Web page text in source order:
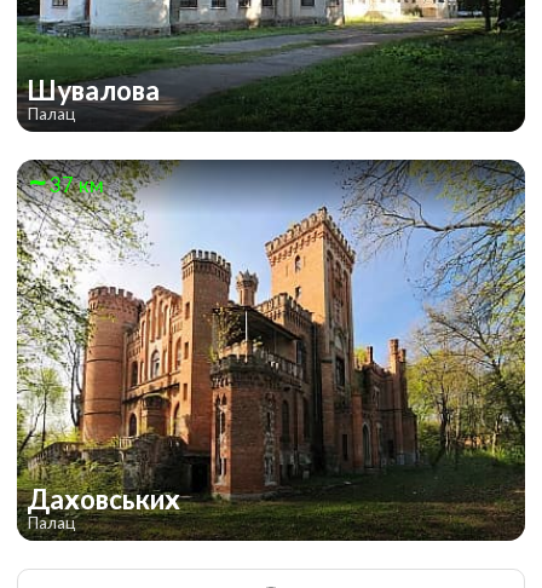
Шувалова
Палац
37 км
Даховських
Палац